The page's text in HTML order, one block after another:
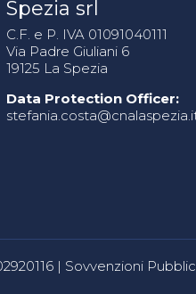
Spezia srl
C.F. e P. IVA 01091040111
Via Padre Giuliani 6
19125 La Spezia
Data Protection Officer:
| Sovvenzioni